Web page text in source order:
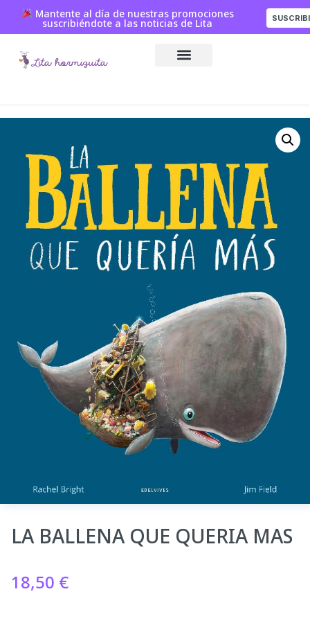
Mantente al día de nuestras promociones
suscribiéndote a las noticias de Lita
LA BALLENA QUE QUERIA MAS
18,50 €